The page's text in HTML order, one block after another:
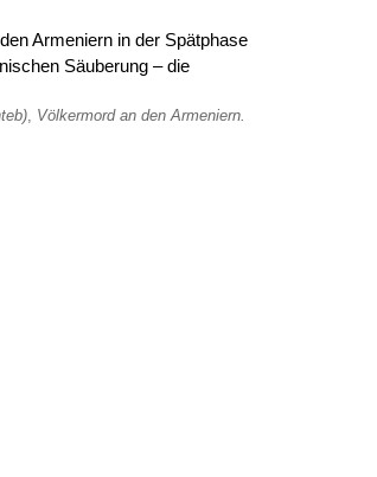
Armeniern in der Spätphase
Säuberung – die
, Völkermord an den Armeniern.